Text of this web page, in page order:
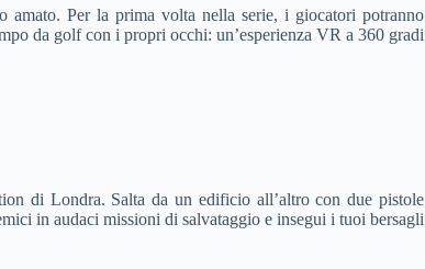
Per la prima volta nella serie, i giocatori potranno
da golf con i propri occhi: un’esperienza VR a 360 gradi
di Londra. Salta da un edificio all’altro con due pistole
in audaci missioni di salvataggio e insegui i tuoi bersagli